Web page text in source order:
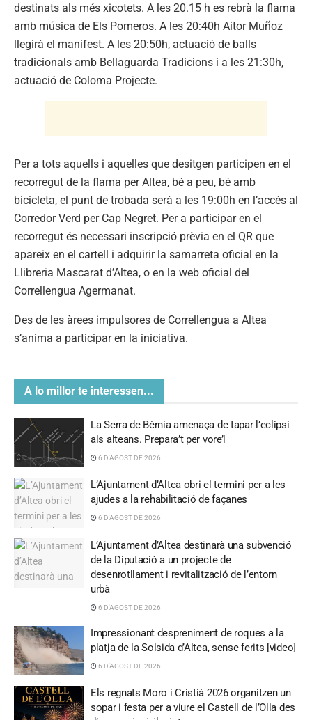
destinats als més xicotets. A les 20.15 h es rebrà la flama
amb música de Els Pomeros. A les 20:40h Aitor Muñoz
llegirà el manifest. A les 20:50h, actuació de balls
tradicionals amb Bellaguarda Tradicions i a les 21:30h,
actuació de Coloma Projecte.
Per a tots aquells i aquelles que desitgen participen en el
recorregut de la flama per Altea, bé a peu, bé amb
bicicleta, el punt de trobada serà a les 19:00h en l’accés al
Corredor Verd per Cap Negret. Per a participar en el
recorregut és necessari inscripció prèvia en el QR que
apareix en el cartell i adquirir la samarreta oficial en la
Llibreria Mascarat d’Altea, o en la web oficial del
Correllengua Agermanat.
Des de les àrees impulsores de Correllengua a Altea
s’anima a participar en la iniciativa.
A lo millor te interessen...
La Serra de Bèrnia amenaça de tapar l’eclipsi
als alteans. Prepara’t per vore’l
6 D'AGOST DE 2026
L’Ajuntament d’Altea obri el termini per a les
ajudes a la rehabilitació de façanes
6 D'AGOST DE 2026
L’Ajuntament d’Altea destinarà una subvenció
de la Diputació a un projecte de
desenrotllament i revitalització de l’entorn
urbà
6 D'AGOST DE 2026
Impressionant despreniment de roques a la
platja de la Solsida d’Altea, sense ferits [video]
6 D'AGOST DE 2026
Els regnats Moro i Cristià 2026 organitzen un
sopar i festa per a viure el Castell de l’Olla des